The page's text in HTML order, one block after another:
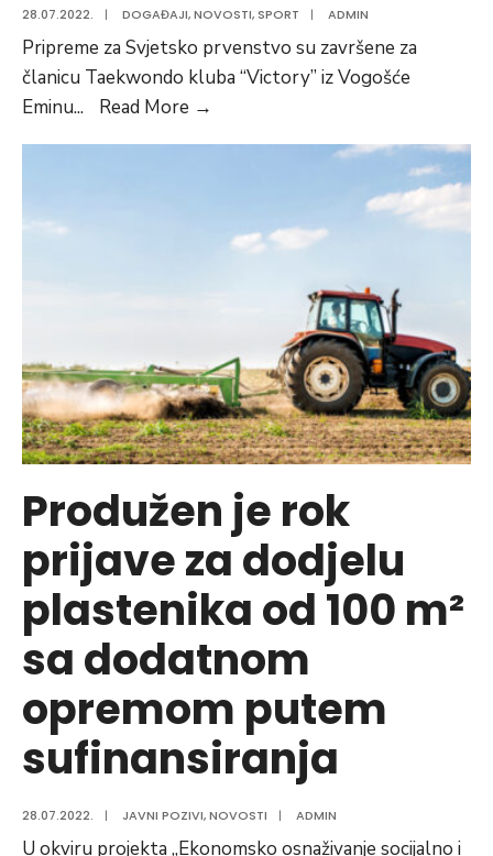
28.07.2022. | DOGAĐAJI,NOVOSTI, SPORT | ADMIN
Pripreme za Svjetsko prvenstvo su završene za
članicu Taekwondo kluba “Victory” iz Vogošće
Eminu... Read More →
svjetsko
prvenstvo
Produžen je rok
prijave za dodjelu
plastenika od 100 m²
sa dodatnom
opremom putem
sufinansiranja
28.07.2022. | JAVNI POZIVI,NOVOSTI | ADMIN
U okviru projekta „Ekonomsko osnaživanje socijalno i